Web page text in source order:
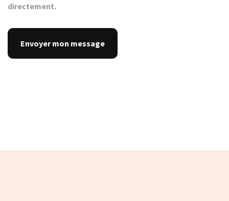
directement.